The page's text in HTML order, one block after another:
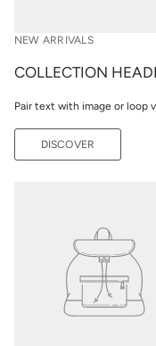
NEW ARRIVALS
COLLECTION
Pair text with image or loop
DISCOVER